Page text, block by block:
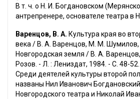
В т. ч. о Н. И. Богдановском
антрепренере, основателе театра в
Варенцов, В. А. Культура края во
века / В. А. Варенцов, М. М.
Новгородская земля / В. А.
Розов. - Л. : Лениздат, 1984. - С. 48-52.
Среди деятелей культуры второй
названы Нил Иванович
Новгородского театра и Николай